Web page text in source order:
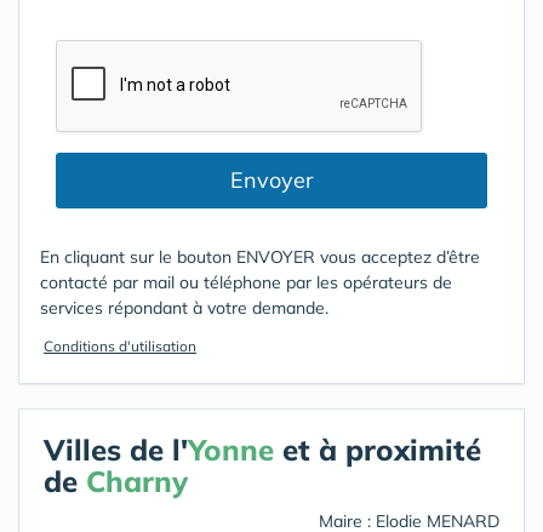
Envoyer
En cliquant sur le bouton ENVOYER vous acceptez d’être
contacté par mail ou téléphone par les opérateurs de
services répondant à votre demande.
Conditions d'utilisation
Villes de l'Yonne et à proximité
de Charny
Maire : Elodie MENARD